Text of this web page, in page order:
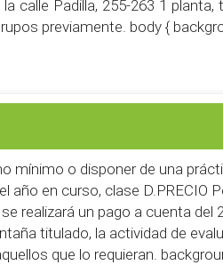
calle Padilla, 255-263 1 planta,
previamente. body {
mínimo o disponer de una
año en curso, clase D.PRECIO
realizará un pago a cuenta del
titulado, la actividad de
que lo requieran.